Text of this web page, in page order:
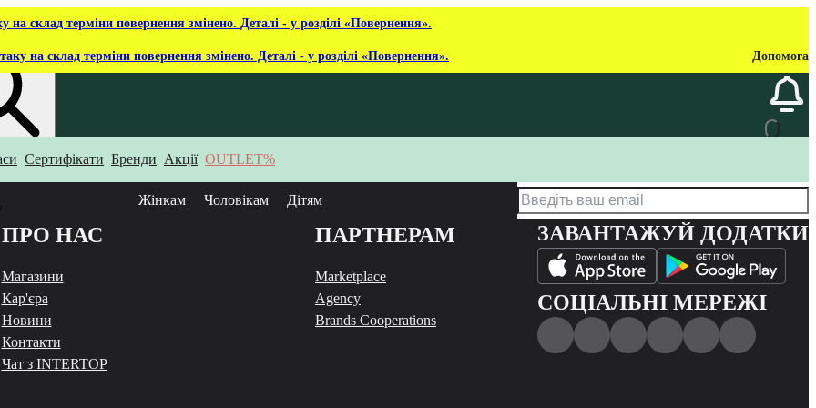
на склад терміни повернення змінено. Деталі - у розділі «Повернення».
на склад терміни повернення змінено. Деталі - у розділі «Повернення». Допомога
Сертифікати Бренди Акції OUTLET%
Жінкам Чоловікам Дітям
ПРО НАС
Магазини
Кар'єра
Новини
Контакти
Чат з INTERTOP
ПАРТНЕРАМ
Marketplace
Agency
Brands Cooperations
ЗАВАНТАЖУЙ ДОДАТКИ
СОЦІАЛЬНІ МЕРЕЖІ